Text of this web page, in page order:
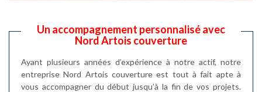
Un accompagnement personnalisé avec
Nord Artois couverture
Ayant plusieurs années d’expérience à notre actif, notre
entreprise Nord Artois couverture est tout à fait apte à
vous accompagner du début jusqu’à la fin de vos projets.